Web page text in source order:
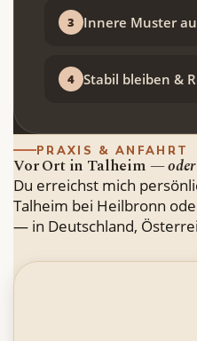
3 Innere Muster
4 Stabil bleiben &
PRAXIS & ANFAHRT
Vor Ort in Talheim —
Du erreichst mich
Talheim bei Heilbronn
— in Deutschland,